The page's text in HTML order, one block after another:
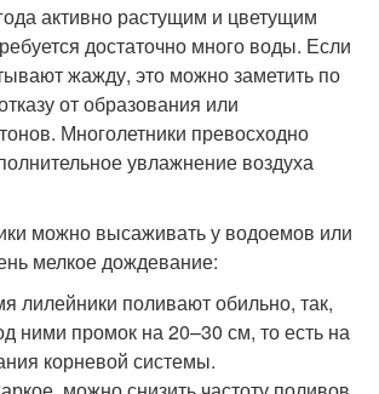
активно растущим и цветущим
достаточно много воды. Если
жажду, это можно заметить по
от образования или
Многолетники превосходно
увлажнение воздуха
можно высаживать у водоемов или
мелкое дождевание:
лилейники поливают обильно, так,
ними промок на 20–30 см, то есть на
корневой системы.